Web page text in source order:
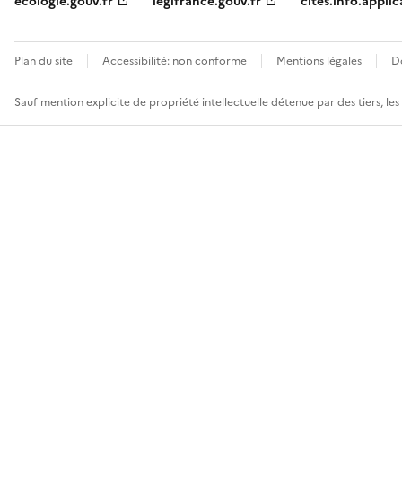
Plan du site Accessibilité: non conforme Mentions légales
Sauf mention explicite de propriété intellectuelle détenue par des tiers,